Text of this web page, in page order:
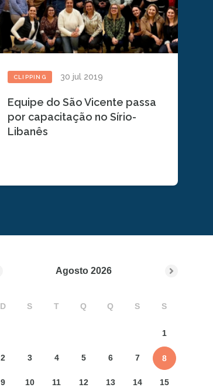
CLIPPING 30 jul 2019
Equipe do São Vicente passa
por capacitação no Sírio-
Libanês
Agosto 2026
D S T Q Q S S
1
2 3 4 5 6 7 8
9 10 11 12 13 14 15